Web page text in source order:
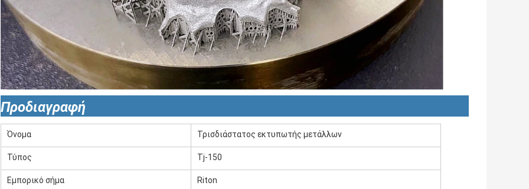
Προδιαγραφή
Όνομα Τρισδιάστατος εκτυπωτής μετάλλων
Τύπος Tj-150
Εμπορικό σήμα Riton